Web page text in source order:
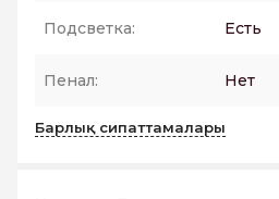
Подсветка: Есть
Пенал: Нет
Барлық сипаттамалары